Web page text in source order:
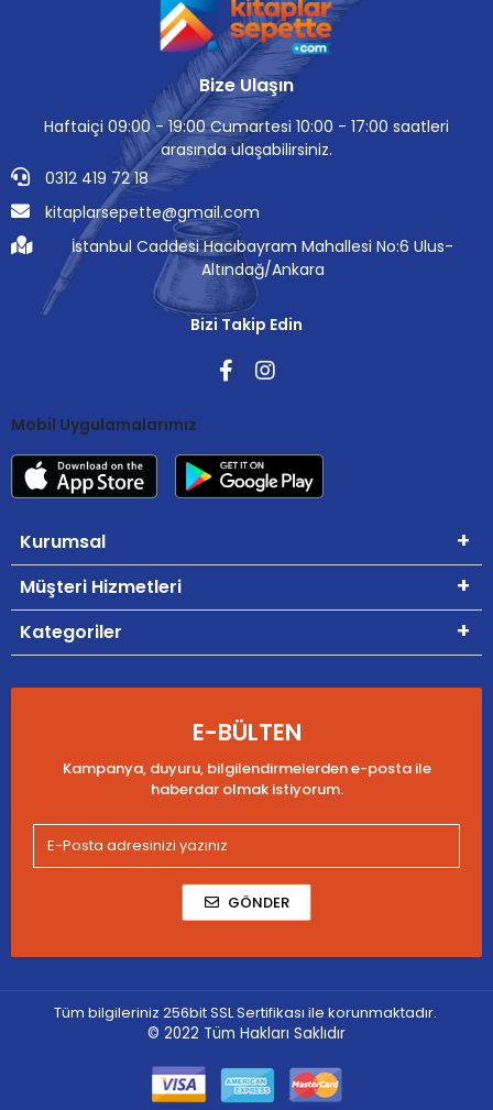
Bize Ulaşın
Haftaiçi 09:00 - 19:00 Cumartesi 10:00 - 17:00 saatleri
arasında ulaşabilirsiniz.
0312 419 72 18
kitaplarsepette@gmail.com
İstanbul Caddesi Hacıbayram Mahallesi No:6 Ulus-
Altındağ/Ankara
Bizi Takip Edin
Mobil Uygulamalarımız
Kurumsal
Müşteri Hizmetleri
Kategoriler
E-BÜLTEN
Kampanya, duyuru, bilgilendirmelerden e-posta ile
haberdar olmak istiyorum.
GÖNDER
Tüm bilgileriniz 256bit SSL Sertifikası ile korunmaktadır.
© 2022 Tüm Hakları Saklıdır